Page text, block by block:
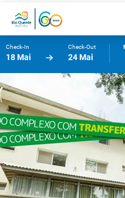
Check-In
18 Mai
Check-Out
24 Mai